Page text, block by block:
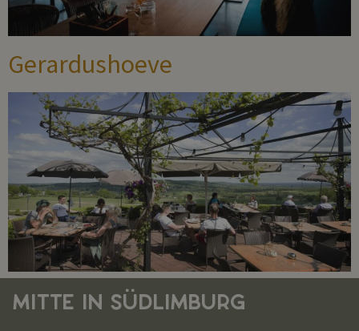
Gerardushoeve
MITTE IN SÜDLIMBURG